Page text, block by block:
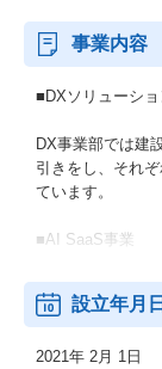
事業内容
■DXソリューシ
DX事業部では建
引きをし、それ
ています。
■AI SaaS事業
現在は主に建設
開しており、特
全国でのべ300社
設立年月日
2021年 2月 1日